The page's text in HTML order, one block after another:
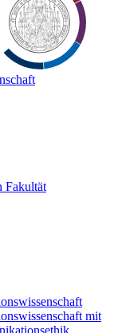
Fakultät
mit